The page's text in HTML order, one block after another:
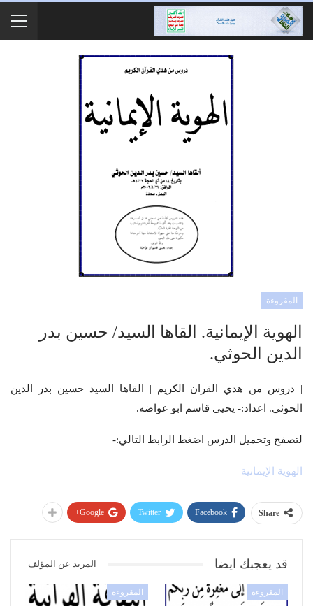
المقروءة
الهوية الإيمانية. القاها السيد/ حسين بدر
الدين الحوثي.
| دروس من هدي القران الكريم | القاها السيد حسين بدر الدين
الحوثي. اعداد:- يحيى قاسم ابو عواضه.
لتصفح وتحميل الدرس اضغط الرابط التالي:-
الهوية الإيمانية
Share
Facebook
Twitter
Google+
قد يعجبك ايضا المزيد عن المؤلف
المقروءة المقروءة